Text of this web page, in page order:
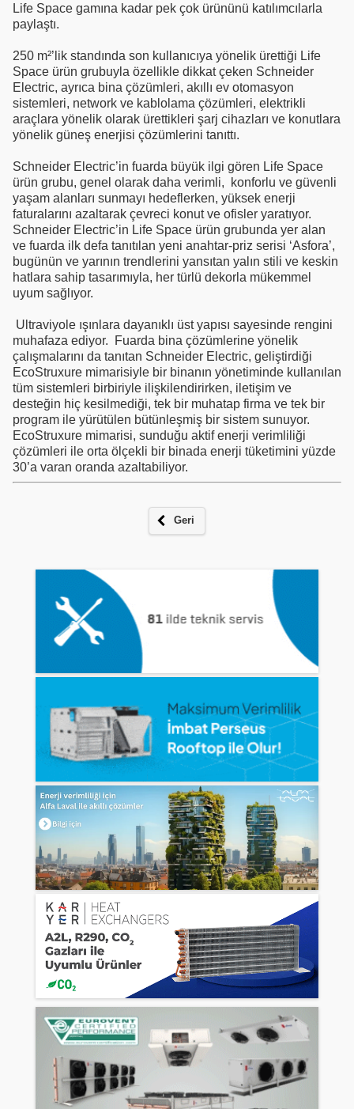
Life Space gamına kadar pek çok ürününü katılımcılarla
paylaştı.
250 m²’lik standında son kullanıcıya yönelik ürettiği Life
Space ürün grubuyla özellikle dikkat çeken Schneider
Electric, ayrıca bina çözümleri, akıllı ev otomasyon
sistemleri, network ve kablolama çözümleri, elektrikli
araçlara yönelik olarak ürettikleri şarj cihazları ve konutlara
yönelik güneş enerjisi çözümlerini tanıttı.
Schneider Electric’in fuarda büyük ilgi gören Life Space
ürün grubu, genel olarak daha verimli, konforlu ve güvenli
yaşam alanları sunmayı hedeflerken, yüksek enerji
faturalarını azaltarak çevreci konut ve ofisler yaratıyor.
Schneider Electric’in Life Space ürün grubunda yer alan
ve fuarda ilk defa tanıtılan yeni anahtar-priz serisi ‘Asfora’,
bugünün ve yarının trendlerini yansıtan yalın stili ve keskin
hatlara sahip tasarımıyla, her türlü dekorla mükemmel
uyum sağlıyor.
Ultraviyole ışınlara dayanıklı üst yapısı sayesinde rengini
muhafaza ediyor. Fuarda bina çözümlerine yönelik
çalışmalarını da tanıtan Schneider Electric, geliştirdiği
EcoStruxure mimarisiyle bir binanın yönetiminde kullanılan
tüm sistemleri birbiriyle ilişkilendirirken, iletişim ve
desteğin hiç kesilmediği, tek bir muhatap firma ve tek bir
program ile yürütülen bütünleşmiş bir sistem sunuyor.
EcoStruxure mimarisi, sunduğu aktif enerji verimliliği
çözümleri ile orta ölçekli bir binada enerji tüketimini yüzde
30’a varan oranda azaltabiliyor.
Geri